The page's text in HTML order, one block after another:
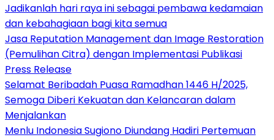
Jadikanlah hari raya ini sebagai pembawa kedamaian
dan kebahagiaan bagi kita semua
Jasa Reputation Management dan Image Restoration
(Pemulihan Citra) dengan Implementasi Publikasi
Press Release
Selamat Beribadah Puasa Ramadhan 1446 H/2025,
Semoga Diberi Kekuatan dan Kelancaran dalam
Menjalankan
Menlu Indonesia Sugiono Diundang Hadiri Pertemuan